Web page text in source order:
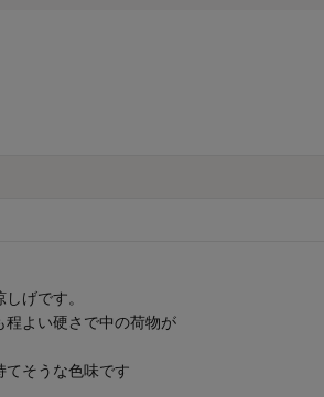
げです。
よい硬さで中の荷物が
てそうな色味です